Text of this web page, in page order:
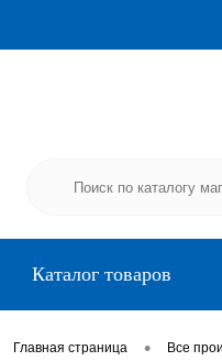
Каталог товаров
Главная страница • Все